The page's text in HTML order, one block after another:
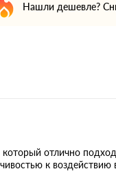
Нашли дешевле?
отлично
к